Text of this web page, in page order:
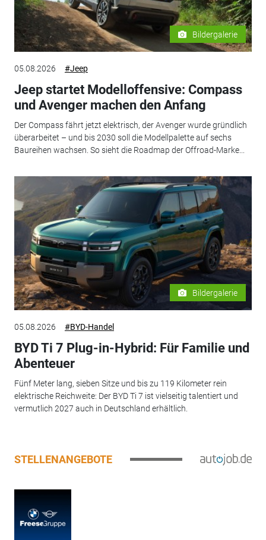
Bildergalerie
05.08.2026 #Jeep
Jeep startet Modelloffensive: Compass
und Avenger machen den Anfang
Der Compass fährt jetzt elektrisch, der Avenger wurde gründlich
überarbeitet – und bis 2030 soll die Modellpalette auf sechs
Baureihen wachsen. So sieht die Roadmap der Offroad-Marke...
Bildergalerie
05.08.2026 #BYD-Handel
BYD Ti 7 Plug-in-Hybrid: Für Familie und
Abenteuer
Fünf Meter lang, sieben Sitze und bis zu 119 Kilometer rein
elektrische Reichweite: Der BYD Ti 7 ist vielseitig talentiert und
vermutlich 2027 auch in Deutschland erhältlich.
STELLENANGEBOTE